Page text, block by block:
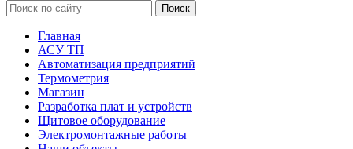
Поиск
Главная
АСУ ТП
Автоматизация предприятий
Термометрия
Магазин
Разработка плат и устройств
Щитовое оборудование
Электромонтажные работы